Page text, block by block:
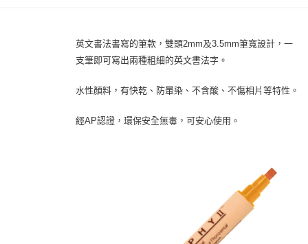
英文書法書寫的筆款，雙頭2mm及3.5mm筆寬設計，一
支筆即可寫出兩種粗細的英文書法字。
水性顏料，有快乾、防暈染、不含酸、不傷相片等特性。
經AP認證，環保安全無毒，可安心使用。